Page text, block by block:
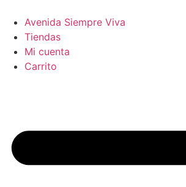
Avenida Siempre Viva
Tiendas
Mi cuenta
Carrito